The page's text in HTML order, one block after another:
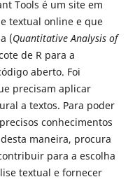
Tools é um site em
textual online e que
(Quantitative Analysis of
de R para a
aberto. Foi
precisam aplicar
a textos. Para poder
conhecimentos
maneira, procura
para a escolha
textual e fornecer